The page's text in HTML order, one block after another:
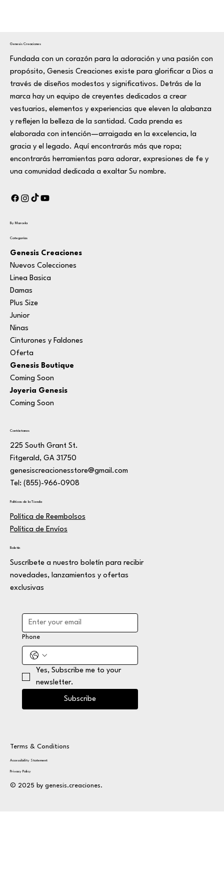
Genesis Creaciones
Fundada con un corazón para la adoración y una pasión con
propósito, Genesis Creaciones existe para glorificar a Dios a
través de diseños modestos y significativos. Detrás de la
marca hay un equipo de creyentes dedicados a crear
vestuarios, elementos y experiencias que eleven la alabanza
y reflejen la belleza de la santidad. Cada prenda es
elaborada con intención—arraigada en la excelencia, la
gracia y el legado. Aquí encontrarás más que ropa;
encontrarás herramientas para adorar, expresiones de fe y
una comunidad dedicada a exaltar Su nombre.
By Marcela
Categorías
Genesis Creaciones
Nuevos Colecciones
Linea Basica
Damas
Plus Size
Junior
Ninas
Cinturones y Faldones
Oferta
Genesis Boutique
Coming Soon
Joyeria Genesis
Coming Soon
Contáctanos
225 South Grant St.
Fitgerald, GA 31750
genesiscreacionesstore@gmail.com
Tel: (855)-966-0908
Políticas de la Tienda
Política de Reembolsos
Política de Envíos
Boletín
Suscríbete a nuestro boletín para recibir
novedades, lanzamientos y ofertas
exclusivas
Phone
Yes, Subscribe me to your
newsletter.
Subscribe
Terms & Conditions
Privacy Policy
Accessibility Statement
© 2025 by genesis.creaciones.